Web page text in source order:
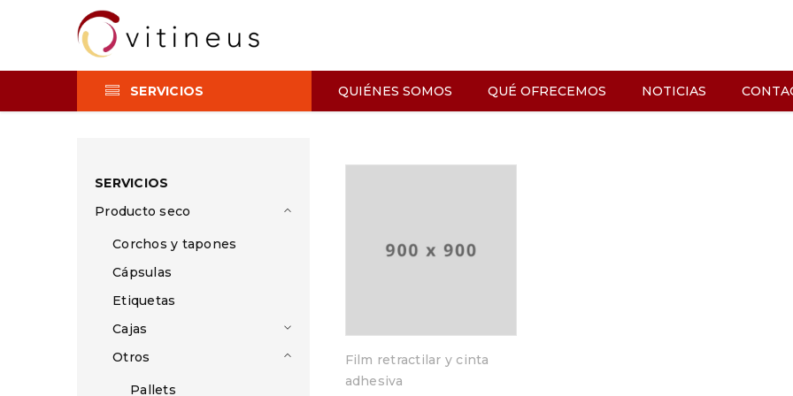
SERVICIOS QUIÉNES SOMOS QUÉ OFRECEMOS NOTICIAS
SERVICIOS
Producto seco
Corchos y tapones
Cápsulas
Etiquetas
Cajas
Otros
Pallets
Film retractilar y cinta
adhesiva